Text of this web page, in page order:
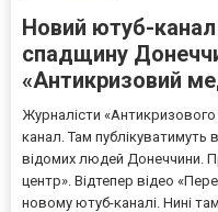
Новий ютуб-канал
спадщину
«Антикризовий
Журналісти
канал. Там публікуватимуть
відомих людей Донеччини.
центр». Відтепер відео
новому ютуб-каналі. Нині